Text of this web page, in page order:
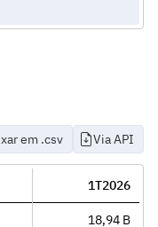
em .csv Via API
1T2026
18,94 B